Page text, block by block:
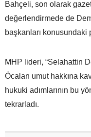
Bahçeli, son olarak
değerlendirmede de
başkanları
MHP lideri, “Selahattin
Öcalan umut hakkına
hukuki adımlarının bu
tekrarladı.